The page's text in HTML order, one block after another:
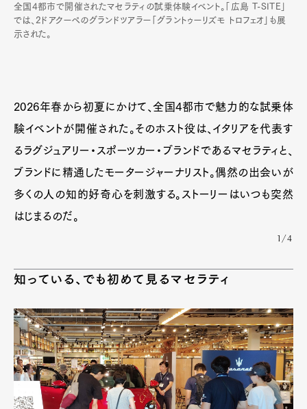
全国4都市で開催されたマセラティの試乗体験イベント。「広島 T-SITE」
では、2ドアクーペのグランドツアラー「グラントゥーリズモ トロフェオ」も展
示された。
2026年春から初夏にかけて、全国4都市で魅力的な試乗体
験イベントが開催された。そのホスト役は、イタリアを代表す
るラグジュアリー・スポーツカー・ブランドであるマセラティと、
ブランドに精通したモータージャーナリスト。偶然の出会いが
多くの人の知的好奇心を刺激する。ストーリーはいつも突然
はじまるのだ。
1/4
知っている、でも初めて見るマセラティ